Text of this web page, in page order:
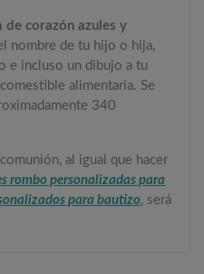
corazón azules y
nombre de tu hijo o hija,
e incluso un dibujo a tu
alimentaria. Se
340
al igual que hacer
rombo personalizadas para
para bautizo, será